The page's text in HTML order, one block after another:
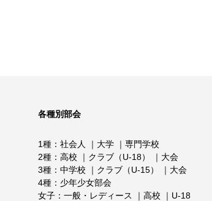
各種別部会
1種 社会人 大学
専門学校
2種
高校 クラブ（U-18）
大会
3種
中学校 クラブ（U-15）
大会
4種
少年少女部会
女子
一般・レディース 高校 U-18